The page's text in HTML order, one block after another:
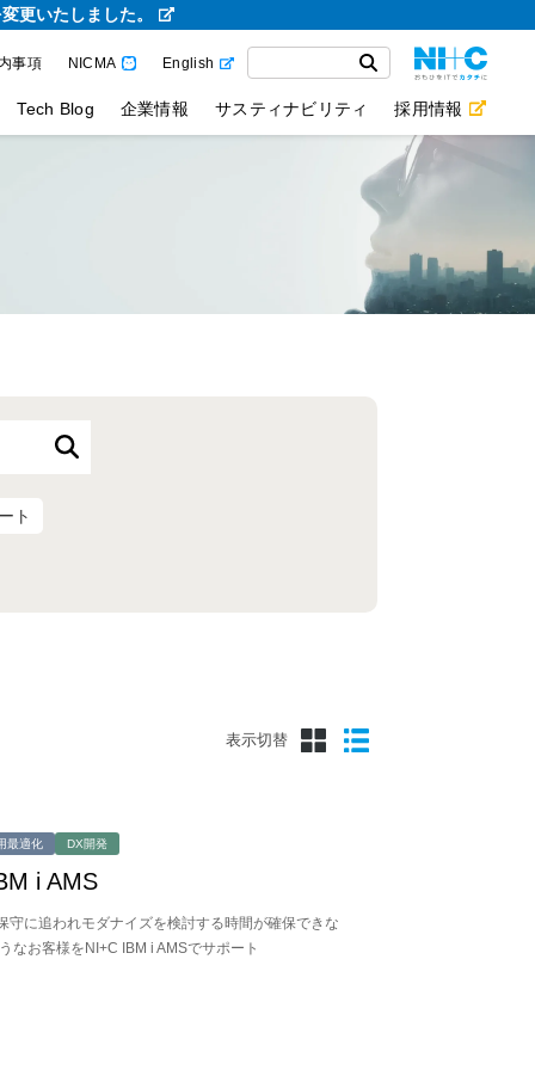
更いたしました。
事項 NICMA English
Tech Blog 企業情報 サスティナビリティ 採用情報
ト
表示切替
最適化 DX開発
i AMS
守に追われモダナイズを検討する時間が確保できな
なお客様をNI+C IBM i AMSでサポート